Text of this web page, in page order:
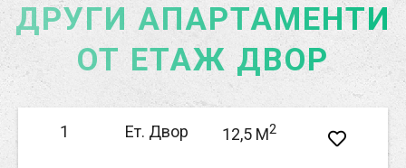
ДРУГИ АПАРТАМЕНТИ
ОТ ЕТАЖ ДВОР
1 Ет. Двор 12,5 M2